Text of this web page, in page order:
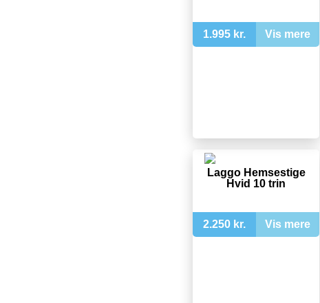
1.995 kr. Vis mere
Laggo Hemsestige
Hvid 10 trin
2.250 kr. Vis mere